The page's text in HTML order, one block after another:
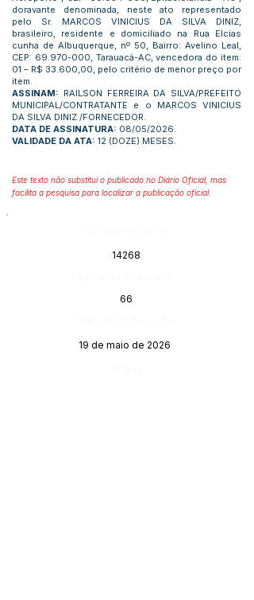
doravante denominada, neste ato representado
pelo Sr. MARCOS VINICIUS DA SILVA DINIZ,
brasileiro, residente e domiciliado na Rua Elcias
cunha de Albuquerque, nº 50, Bairro: Avelino Leal,
CEP: 69.970-000, Tarauacá-AC, vencedora do item:
01 – R$ 33.600,00, pelo critério de menor preço por
item.
ASSINAM: RAILSON FERREIRA DA SILVA/PREFEITO
MUNICIPAL/CONTRATANTE e o MARCOS VINICIUS
DA SILVA DINIZ /FORNECEDOR.
DATA DE ASSINATURA: 08/05/2026.
VALIDADE DA ATA: 12 (DOZE) MESES.
Este texto não substitui o publicado no Diário Oficial, mas
facilita a pesquisa para localizar a publicação oficial.
14268
66
19 de maio de 2026